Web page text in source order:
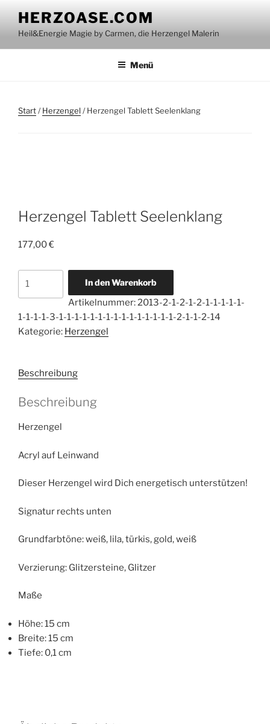
Inhalt
springen
HERZOASE.COM
Heil&Energie Magie by Carmen, die Herzengel Malerin
Menü
Start/Herzengel/ Herzengel Tablett Seelenklang
Herzengel Tablett Seelenklang
177,00€
Seelenklang
Menge
In den Warenkorb
Artikelnummer: 2013-2-1-2-1-2-1-1-1-1-1-
1-1-1-1-3-1-1-1-1-1-1-1-1-1-1-1-1-1-1-1-2-1-1-2-14
Kategorie: Herzengel
Beschreibung
Beschreibung
Herzengel
Acryl auf Leinwand
Dieser Herzengel wird Dich energetisch unterstützen!
Signatur rechts unten
Grundfarbtöne: weiß, lila, türkis, gold, weiß
Verzierung: Glitzersteine, Glitzer
Maße
Höhe: 15 cm
Breite: 15 cm
Tiefe: 0,1 cm